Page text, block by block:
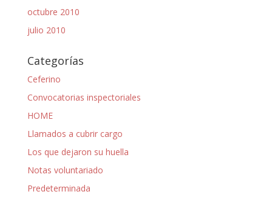
octubre 2010
julio 2010
Categorías
Ceferino
Convocatorias inspectoriales
HOME
Llamados a cubrir cargo
Los que dejaron su huella
Notas voluntariado
Predeterminada